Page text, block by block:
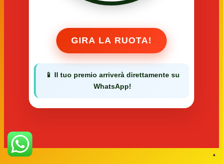
GIRA LA RUOTA!
📱 Il tuo premio arriverà direttamente su
WhatsApp!